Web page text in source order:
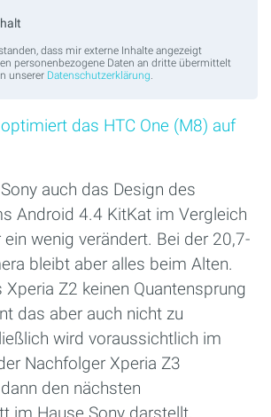
dass mir externe Inhalte angezeigt
personenbezogene Daten an dritte übermittelt
unserer Datenschutzerklärung
das HTC One (M8) auf
auch das Design des
Android 4.4 KitKat im Vergleich
wenig verändert. Bei der 20,7-
bleibt aber alles beim Alten.
Z2 keinen Quantensprung
das aber auch nicht zu
wird voraussichtlich im
Nachfolger Xperia Z3
den nächsten
im Hause Sony darstellt.